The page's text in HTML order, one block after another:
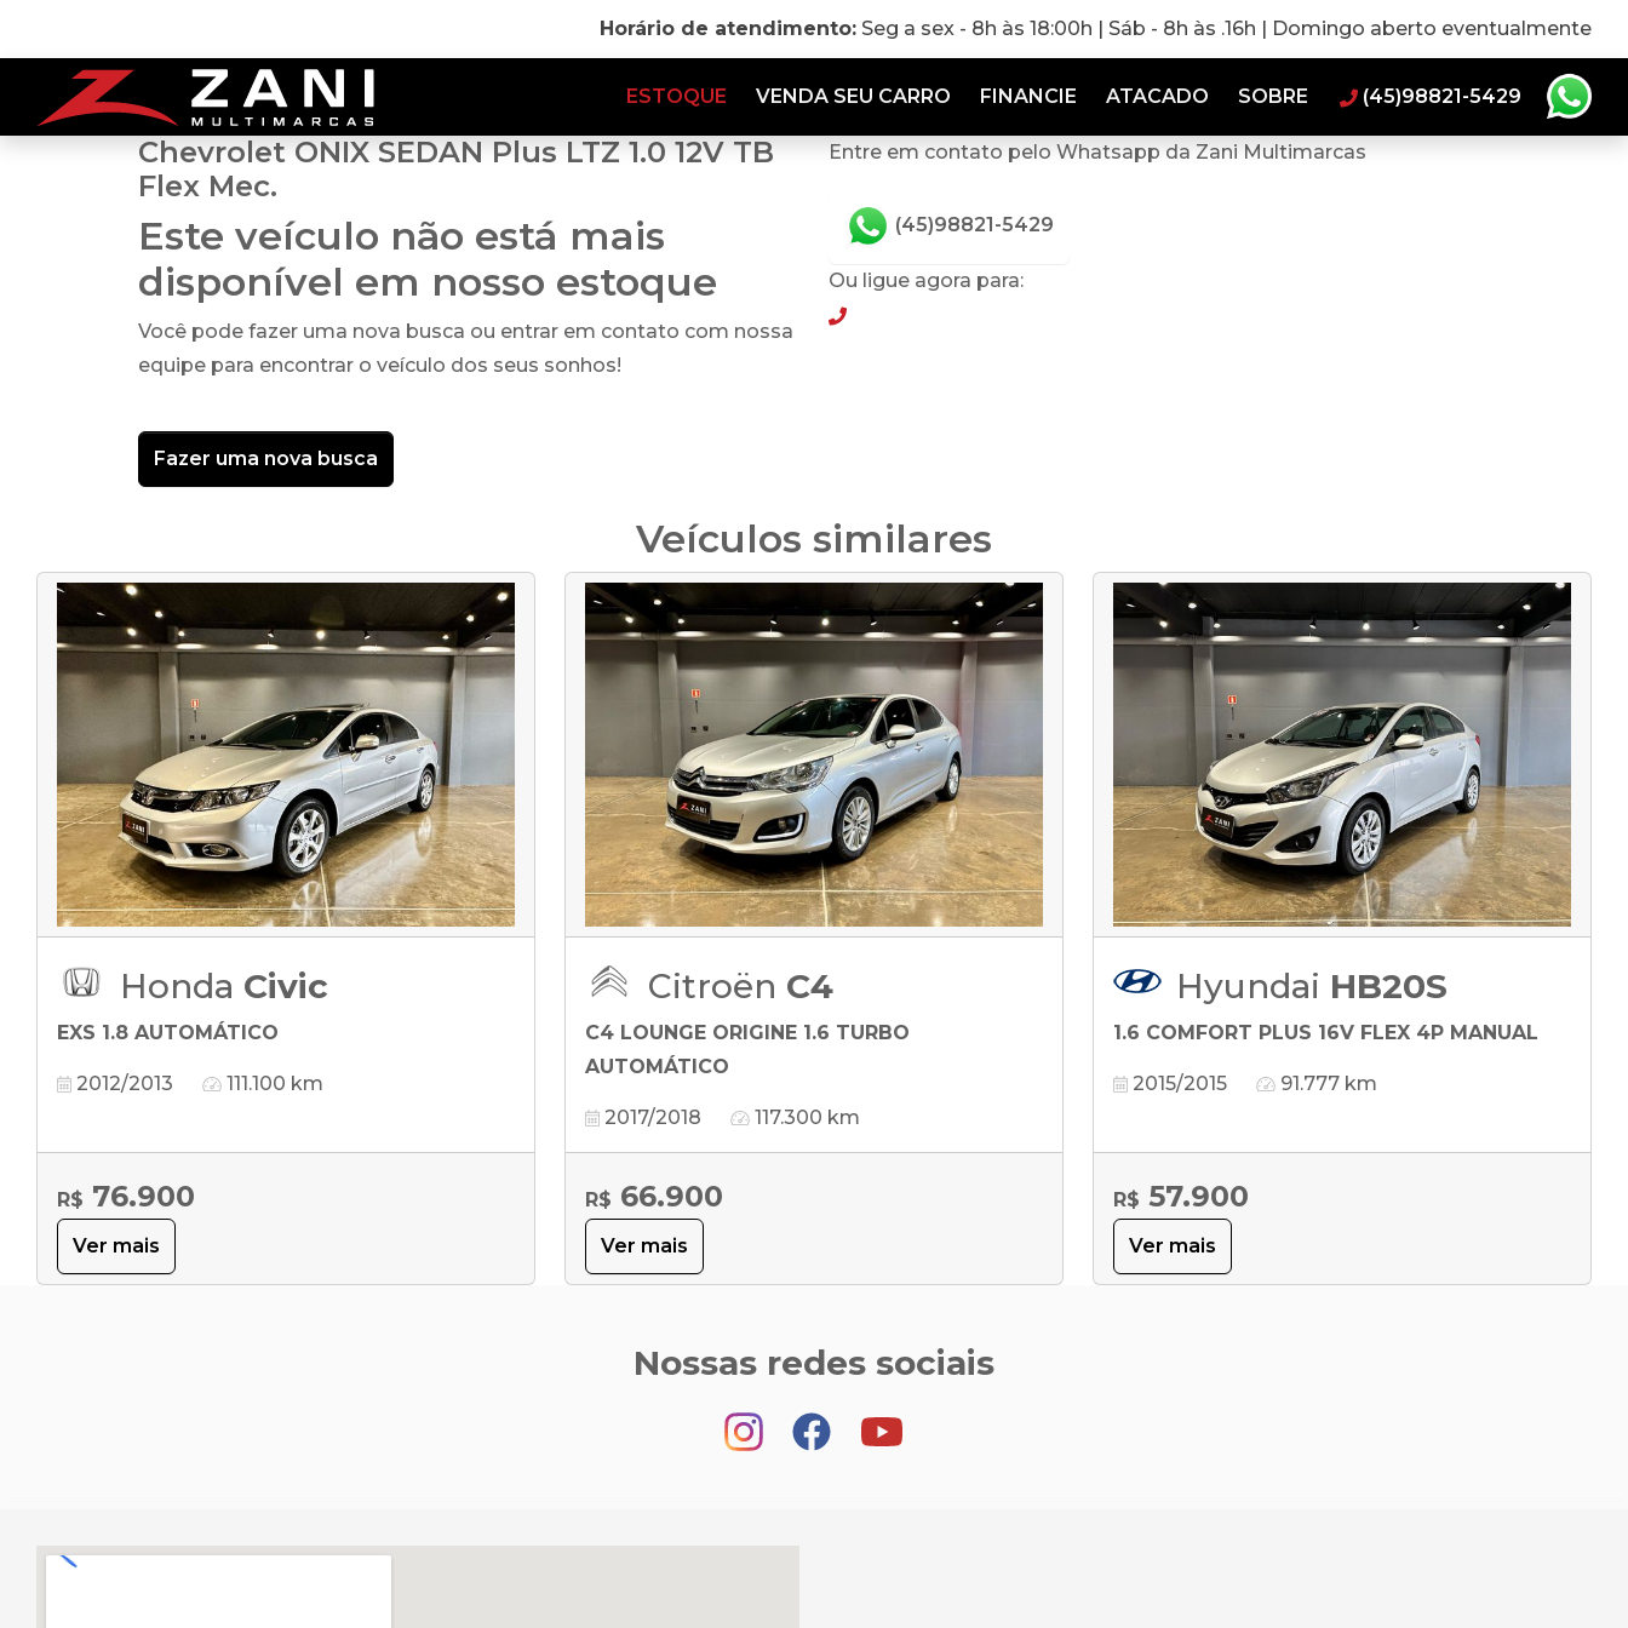
Horário de atendimento: Seg a sex - 8h às 18:00h | Sáb - 8h às .16h | Domingo aberto eventualmente
ESTOQUE VENDA SEU CARRO FINANCIE ATACADO SOBRE (45)98821-5429
Chevrolet ONIX SEDAN Plus LTZ 1.0 12V TB
Flex Mec.
Este veículo não está mais
disponível em nosso estoque
Você pode fazer uma nova busca ou entrar em contato com nossa
equipe para encontrar o veículo dos seus sonhos!
Fazer uma nova busca
Entre em contato pelo Whatsapp da Zani Multimarcas
(45)98821-5429
Ou ligue agora para:
Veículos similares
Honda Civic
EXS 1.8 AUTOMÁTICO
2012/2013 111.100 km
R$ 76.900
Ver mais
Citroën C4
C4 LOUNGE ORIGINE 1.6 TURBO
AUTOMÁTICO
2017/2018 117.300 km
R$ 66.900
Ver mais
Hyundai HB20S
1.6 COMFORT PLUS 16V FLEX 4P MANUAL
2015/2015 91.777 km
R$ 57.900
Ver mais
Nossas redes sociais